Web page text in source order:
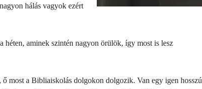
hálás vagyok ezért
héten, aminek szintén nagyon örülök, így most is lesz
ő most a Bibliaiskolás dolgokon dolgozik. Van egy igen hosszú